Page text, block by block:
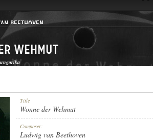
BEETHOVEN
Wehmut
Title
Wonne der Wehmut
Composer:
Ludwig van Beethoven